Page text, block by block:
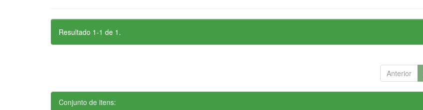
Resultado 1-1 de 1.
Anterior
Conjunto de itens: